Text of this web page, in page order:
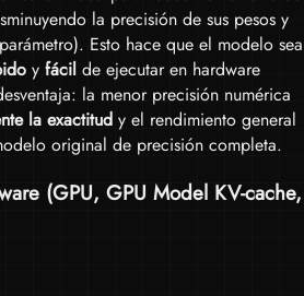
la precisión de sus pesos y
Esto hace que el modelo sea
y fácil de ejecutar en hardware
la menor precisión numérica
la exactitud y el rendimiento general
original de precisión completa.
(GPU, GPU Model KV-cache,